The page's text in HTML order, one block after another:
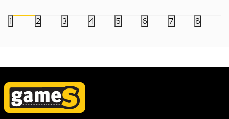
1 2 3 4 5 6 7 8